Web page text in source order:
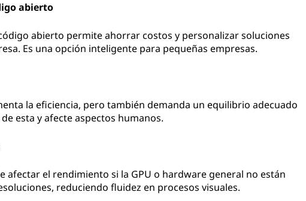
abierto
abierto permite ahorrar costos y personalizar soluciones
Es una opción inteligente para pequeñas empresas.
la eficiencia, pero también demanda un equilibrio adecuado
esta y afecte aspectos humanos.
afectar el rendimiento si la GPU o hardware general no están
reduciendo fluidez en procesos visuales.